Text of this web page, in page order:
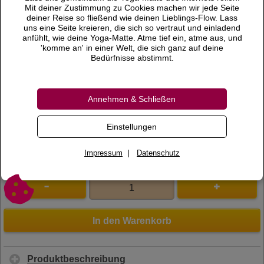
Preis 12,90 €
inkl. 19 % MwSt.
Versandkosten
Bewertungen
0 Bewertungen
Bewertung schreiben
600270
In den Warenkorb
Produktbeschreibung
Mit deiner Zustimmung zu Cookies machen wir jede Seite
deiner Reise so fließend wie deinen Lieblings-Flow. Lass
uns eine Seite kreieren, die sich so vertraut und einladend
anfühlt, wie deine Yoga-Matte. Atme tief ein, atme aus, und
'komme an' in einer Welt, die sich ganz auf deine
Bedürfnisse abstimmt.
Annehmen & Schließen
Einstellungen
Impressum | Datenschutz